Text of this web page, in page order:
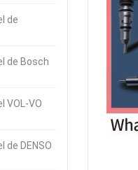
de
de Bosch
VOL-VO
de DENSO